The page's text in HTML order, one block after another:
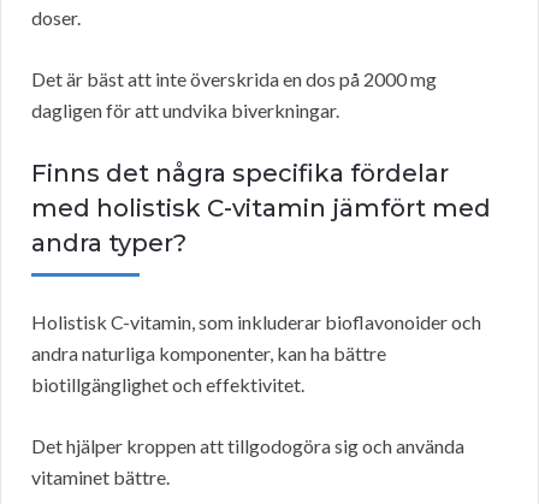
doser.
Det är bäst att inte överskrida en dos på 2000 mg
dagligen för att undvika biverkningar.
Finns det några specifika fördelar
med holistisk C-vitamin jämfört med
andra typer?
Holistisk C-vitamin, som inkluderar bioflavonoider och
andra naturliga komponenter, kan ha bättre
biotillgänglighet och effektivitet.
Det hjälper kroppen att tillgodogöra sig och använda
vitaminet bättre.